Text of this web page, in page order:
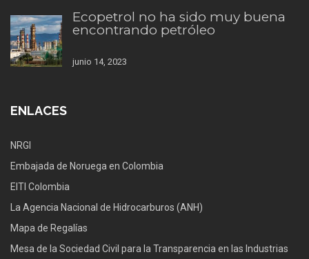
Ecopetrol no ha sido muy buena
encontrando petróleo
junio 14, 2023
ENLACES
NRGI
Embajada de Noruega en Colombia
EITI Colombia
La Agencia Nacional de Hidrocarburos (ANH)
Mapa de Regalías
Mesa de la Sociedad Civil para la Transparencia en las Industrias